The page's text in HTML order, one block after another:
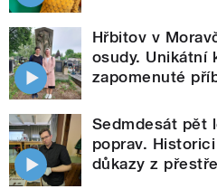
Hřbitov v
osudy. Unikátní
zapomenuté
Sedmdesát pět
poprav.
důkazy z